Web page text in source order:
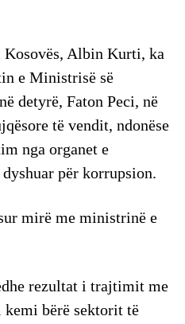
Albin Kurti, ka
e Ministrisë së
detyrë, Faton Peci, në
të vendit, ndonëse
nga organet e
për korrupsion.
mirë me ministrinë e
rezultat i trajtimit me
bërë sektorit të